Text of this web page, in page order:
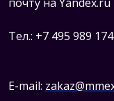
Тел.: +7 495 989
E-mail: